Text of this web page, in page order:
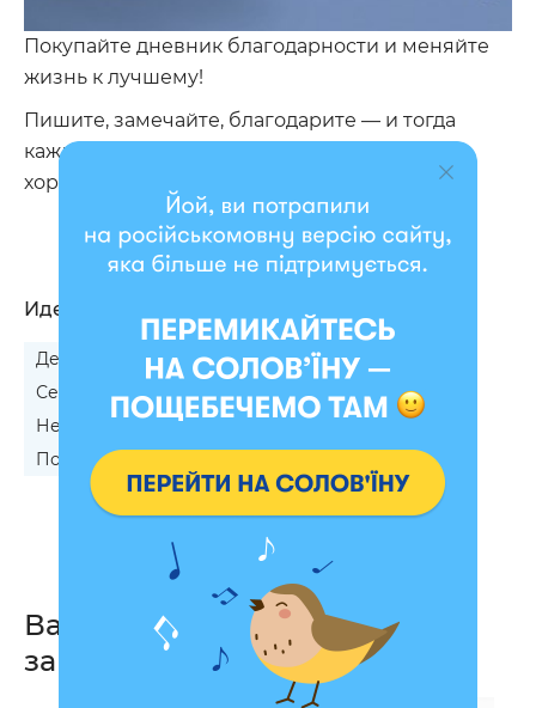
Покупайте дневник благодарности и меняйте
жизнь к лучшему!
Пишите, замечайте, благодарите — и тогда
каждый день точно будет наполнен чем-то
хорошим.
Идеально подходит
Девушке на День ангела
Дочке на 8 Марта
Сестре на День Рождения
Невестке на День Рождения
Подруге на День Рождения
Дочке на юбилей
Вас также могут
заинтересовать